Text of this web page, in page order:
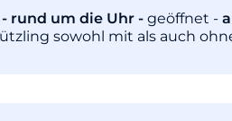
rund um die Uhr - geöffnet -
sowohl mit als auch